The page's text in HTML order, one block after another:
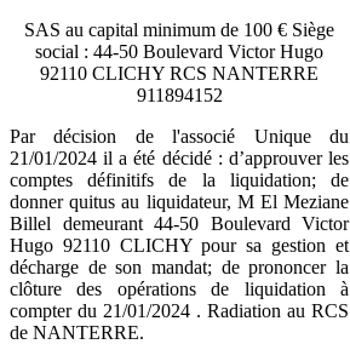
SAS au capital minimum de 100 € Siège
social : 44-50 Boulevard Victor Hugo
92110 CLICHY RCS NANTERRE
911894152
Par décision de l'associé Unique du
21/01/2024 il a été décidé : d’approuver les
comptes définitifs de la liquidation; de
donner quitus au liquidateur, M El Meziane
Billel demeurant 44-50 Boulevard Victor
Hugo 92110 CLICHY pour sa gestion et
décharge de son mandat; de prononcer la
clôture des opérations de liquidation à
compter du 21/01/2024 . Radiation au RCS
de NANTERRE.